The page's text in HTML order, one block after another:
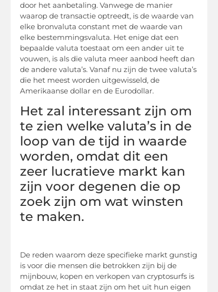
door het aanbetaling. Vanwege de manier
waarop de transactie optreedt, is de waarde van
elke bronvaluta constant met de waarde van
elke bestemmingsvaluta. Het enige dat een
bepaalde valuta toestaat om een ander uit te
vouwen, is als die valuta meer aanbod heeft dan
de andere valuta’s. Vanaf nu zijn de twee valuta’s
die het meest worden uitgewisseld, de
Amerikaanse dollar en de Eurodollar.
Het zal interessant zijn om
te zien welke valuta’s in de
loop van de tijd in waarde
worden, omdat dit een
zeer lucratieve markt kan
zijn voor degenen die op
zoek zijn om wat winsten
te maken.
De reden waarom deze specifieke markt gunstig
is voor die mensen die betrokken zijn bij de
mijnbouw, kopen en verkopen van cryptosurfs is
omdat ze het in staat zijn om het uit hun eigen